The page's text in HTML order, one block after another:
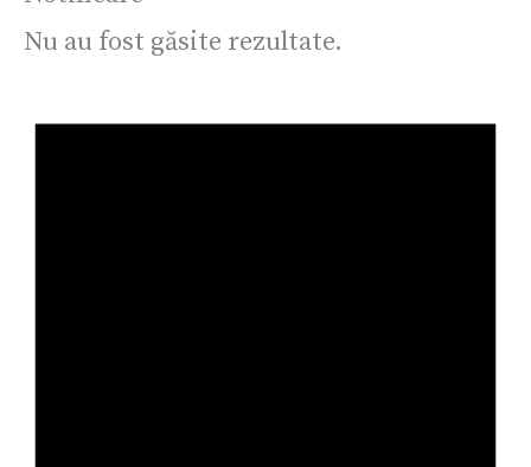
Nu au fost găsite rezultate.